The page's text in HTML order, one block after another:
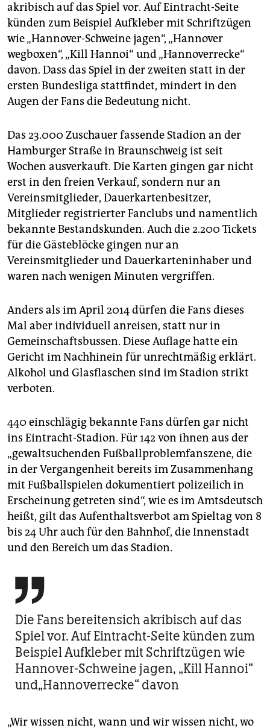
akribisch auf das Spiel vor. Auf Eintracht-Seite
künden zum Beispiel Aufkleber mit Schriftzügen
wie „Hannover-Schweine jagen“, „Hannover
wegboxen“, „Kill Hannoi“ und „Hannoverrecke“
davon. Dass das Spiel in der zweiten statt in der
ersten Bundesliga stattfindet, mindert in den
Augen der Fans die Bedeutung nicht.
Das 23.000 Zuschauer fassende Stadion an der
Hamburger Straße in Braunschweig ist seit
Wochen ausverkauft. Die Karten gingen gar nicht
erst in den freien Verkauf, sondern nur an
Vereinsmitglieder, Dauerkartenbesitzer,
Mitglieder registrierter Fanclubs und namentlich
bekannte Bestandskunden. Auch die 2.200 Tickets
für die Gästeblöcke gingen nur an
Vereinsmitglieder und Dauerkarteninhaber und
waren nach wenigen Minuten vergriffen.
Anders als im April 2014 dürfen die Fans dieses
Mal aber individuell anreisen, statt nur in
Gemeinschaftsbussen. Diese Auflage hatte ein
Gericht im Nachhinein für unrechtmäßig erklärt.
Alkohol und Glasflaschen sind im Stadion strikt
verboten.
440 einschlägig bekannte Fans dürfen gar nicht
ins Eintracht-Stadion. Für 142 von ihnen aus der
„gewaltsuchenden Fußballproblemfanszene, die
in der Vergangenheit bereits im Zusammenhang
mit Fußballspielen dokumentiert polizeilich in
Erscheinung getreten sind“, wie es im Amtsdeutsch
heißt, gilt das Aufenthaltsverbot am Spieltag von 8
bis 24 Uhr auch für den Bahnhof, die Innenstadt
und den Bereich um das Stadion.

Die Fans bereitensich akribisch auf das
Spiel vor. Auf Eintracht-Seite künden zum
Beispiel Aufkleber mit Schriftzügen wie
Hannover-Schweine jagen, „Kill Hannoi“
und„Hannoverrecke“ davon
„Wir wissen nicht, wann und wir wissen nicht, wo